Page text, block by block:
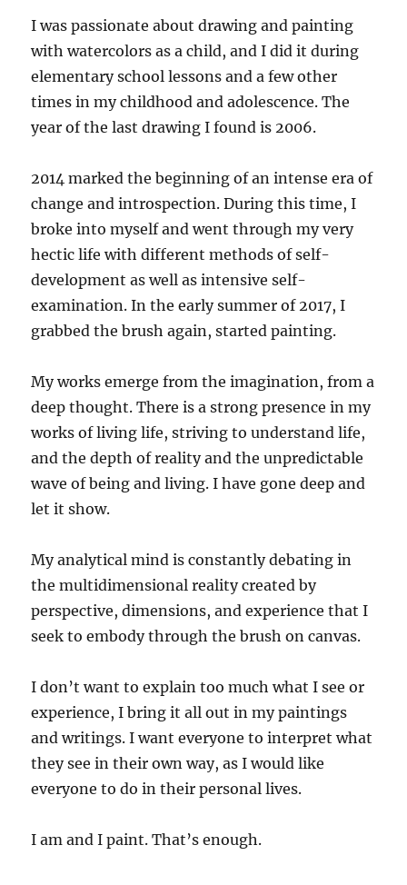
I was passionate about drawing and painting
with watercolors as a child, and I did it during
elementary school lessons and a few other
times in my childhood and adolescence. The
year of the last drawing I found is 2006.
2014 marked the beginning of an intense era of
change and introspection. During this time, I
broke into myself and went through my very
hectic life with different methods of self-
development as well as intensive self-
examination. In the early summer of 2017, I
grabbed the brush again, started painting.
My works emerge from the imagination, from a
deep thought. There is a strong presence in my
works of living life, striving to understand life,
and the depth of reality and the unpredictable
wave of being and living. I have gone deep and
let it show.
My analytical mind is constantly debating in
the multidimensional reality created by
perspective, dimensions, and experience that I
seek to embody through the brush on canvas.
I don’t want to explain too much what I see or
experience, I bring it all out in my paintings
and writings. I want everyone to interpret what
they see in their own way, as I would like
everyone to do in their personal lives.
I am and I paint. That’s enough.